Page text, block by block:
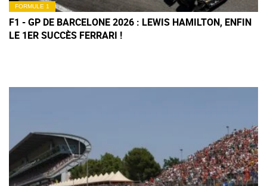
FORMULE 1
F1 - GP DE BARCELONE 2026 : LEWIS HAMILTON, ENFIN
LE 1ER SUCCÈS FERRARI !